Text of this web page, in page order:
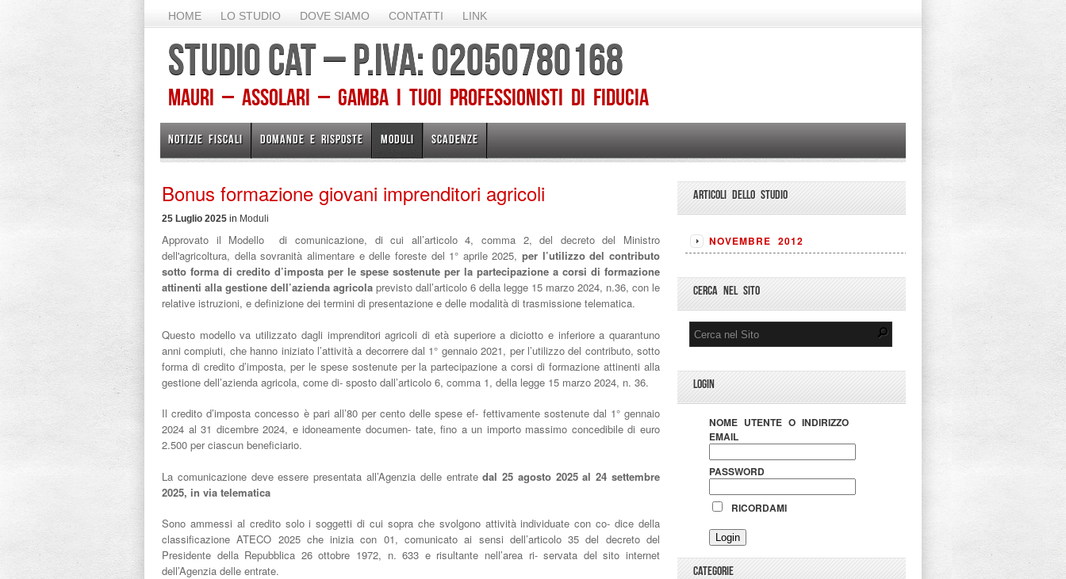
HOME LO STUDIO DOVE SIAMO CONTATTI LINK
STUDIO CAT – P.IVA: 02050780168
Mauri – Assolari – Gamba I TUOI PROFESSIONISTI DI FIDUCIA
NOTIZIE FISCALI DOMANDE E RISPOSTE MODULI SCADENZE
Bonus formazione giovani imprenditori agricoli
25 Luglio 2025 in Moduli
Approvato il Modello di comunicazione, di cui all’articolo 4, comma 2, del decreto del Ministro
dell'agricoltura, della sovranità alimentare e delle foreste del 1° aprile 2025,per l’utilizzo del contributo
sotto forma di credito d’imposta per le spese sostenute per la partecipazione a corsi di formazione
attinenti alla gestione dell’azienda agricola previsto dall’articolo 6 della legge 15 marzo 2024, n.36, con le
relative istruzioni, e definizione dei termini di presentazione e delle modalità di trasmissione telematica.
Questo modello va utilizzato dagli imprenditori agricoli di età superiore a diciotto e inferiore a quarantuno
anni compiuti, che hanno iniziato l’attività a decorrere dal 1° gennaio 2021, per l’utilizzo del contributo, sotto
forma di credito d’imposta, per le spese sostenute per la partecipazione a corsi di formazione attinenti alla
gestione dell’azienda agricola, come di- sposto dall’articolo 6, comma 1, della legge 15 marzo 2024, n. 36.
Il credito d’imposta concesso è pari all’80 per cento delle spese ef- fettivamente sostenute dal 1° gennaio
2024 al 31 dicembre 2024, e idoneamente documen- tate, fino a un importo massimo concedibile di euro
2.500 per ciascun beneficiario.
La comunicazione deve essere presentata all’Agenzia delle entratedal 25 agosto 2025 al 24 settembre
2025, in via telematica
Sono ammessi al credito solo i soggetti di cui sopra che svolgono attività individuate con co- dice della
classificazione ATECO 2025 che inizia con 01, comunicato ai sensi dell’articolo 35 del decreto del
Presidente della Repubblica 26 ottobre 1972, n. 633 e risultante nell’area ri- servata del sito internet
dell’Agenzia delle entrate.
ARTICOLI DELLO STUDIO
NOVEMBRE 2012
CERCA NEL SITO
LOGIN
NOME UTENTE O INDIRIZZO
EMAIL
PASSWORD
RICORDAMI
CATEGORIE